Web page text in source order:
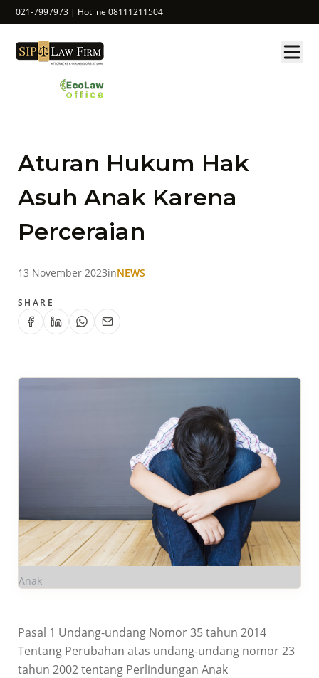
021-7997973 | Hotline 08111211504
Aturan Hukum Hak
Asuh Anak Karena
Perceraian
13 November 2023inNEWS
SHARE
Anak
Pasal 1 Undang-undang Nomor 35 tahun 2014
Tentang Perubahan atas undang-undang nomor 23
tahun 2002 tentang Perlindungan Anak